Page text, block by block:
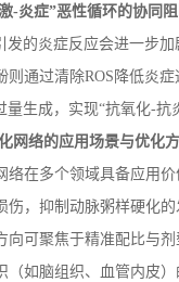
-炎症”恶性循环的协同
发的炎症反应会进一步
则通过清除ROS 降低炎
量生成，实现“抗氧化-抗
网络的应用场景与优化
络在多个领域具备应用
伤，抑制动脉粥样硬化
向可聚焦于精准配比与
（如脑组织、血管内皮